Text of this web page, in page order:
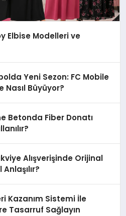
Elbise Modelleri ve
Yeni Sezon: FC Mobile
Nasıl Büyüyor?
Betonda Fiber Donatı
Alışverişinde Orijinal
Anlaşılır?
Kazanım Sistemi İle
Tasarruf Sağlayın